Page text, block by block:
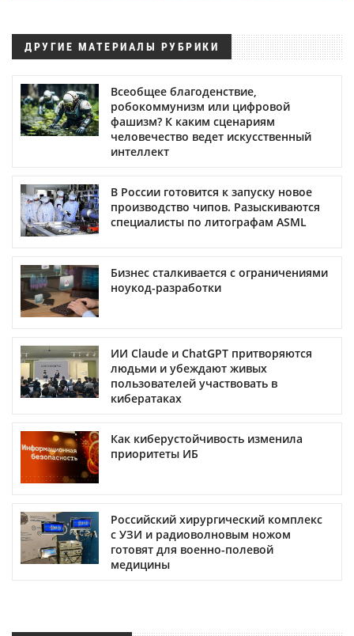
ДРУГИЕ МАТЕРИАЛЫ РУБРИКИ
Всеобщее благоденствие,
робокоммунизм или цифровой
фашизм? К каким сценариям
человечество ведет искусственный
интеллект
В России готовится к запуску новое
производство чипов. Разыскиваются
специалисты по литографам ASML
Бизнес сталкивается с ограничениями
ноукод-разработки
ИИ Claude и ChatGPT притворяются
людьми и убеждают живых
пользователей участвовать в
кибератаках
Как киберустойчивость изменила
приоритеты ИБ
Российский хирургический комплекс
с УЗИ и радиоволновым ножом
готовят для военно-полевой
медицины